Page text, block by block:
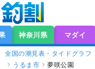
神奈川県 マダイ
全国の潮見表・タイドグラフ
うるま市
夢咲公園